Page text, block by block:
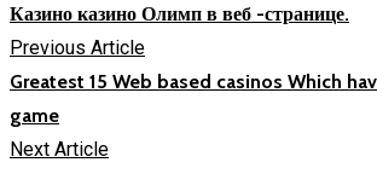
Казино казино Олимп в веб -странице.
Previous Article
Greatest 15 Web based casinos Which
game
Next Article